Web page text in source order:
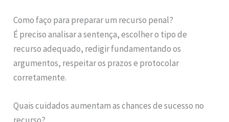
Como faço para preparar um recurso penal?
É preciso analisar a sentença, escolher o tipo de
recurso adequado, redigir fundamentando os
argumentos, respeitar os prazos e protocolar
corretamente.
Quais cuidados aumentam as chances de sucesso no